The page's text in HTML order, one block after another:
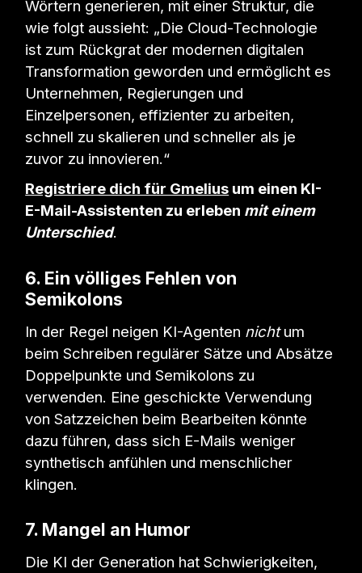
Wörtern generieren, mit einer Struktur, die
wie folgt aussieht: „Die Cloud-Technologie
ist zum Rückgrat der modernen digitalen
Transformation geworden und ermöglicht es
Unternehmen, Regierungen und
Einzelpersonen, effizienter zu arbeiten,
schnell zu skalieren und schneller als je
zuvor zu innovieren.“
Registriere dich für Gmelius um einen KI-
E-Mail-Assistenten zu erleben mit einem
Unterschied.
6. Ein völliges Fehlen von
Semikolons
In der Regel neigen KI-Agenten nichtum
beim Schreiben regulärer Sätze und Absätze
Doppelpunkte und Semikolons zu
verwenden. Eine geschickte Verwendung
von Satzzeichen beim Bearbeiten könnte
dazu führen, dass sich E-Mails weniger
synthetisch anfühlen und menschlicher
klingen.
7. Mangel an Humor
Die KI der Generation hat Schwierigkeiten,